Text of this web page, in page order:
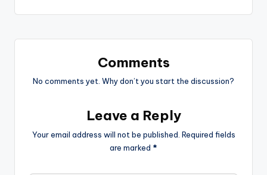
Comments
No comments yet. Why don’t you start the discussion?
Leave a Reply
Your email address will not be published. Required fields
are marked *